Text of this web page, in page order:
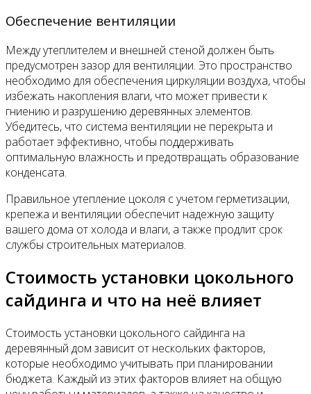
Обеспечение вентиляции
Между утеплителем и внешней стеной должен быть
предусмотрен зазор для вентиляции. Это пространство
необходимо для обеспечения циркуляции воздуха, чтобы
избежать накопления влаги, что может привести к
гниению и разрушению деревянных элементов.
Убедитесь, что система вентиляции не перекрыта и
работает эффективно, чтобы поддерживать
оптимальную влажность и предотвращать образование
конденсата.
Правильное утепление цоколя с учетом герметизации,
крепежа и вентиляции обеспечит надежную защиту
вашего дома от холода и влаги, а также продлит срок
службы строительных материалов.
Стоимость установки цокольного
сайдинга и что на неё влияет
Стоимость установки цокольного сайдинга на
деревянный дом зависит от нескольких факторов,
которые необходимо учитывать при планировании
бюджета. Каждый из этих факторов влияет на общую